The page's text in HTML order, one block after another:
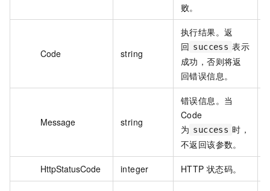
败。
Code string
执行结果。返
回 success 表示
成功，否则将返
回错误信息。
Message string
错误信息。当
Code
为 success 时，
不返回该参数。
HttpStatusCode integer HTTP 状态码。